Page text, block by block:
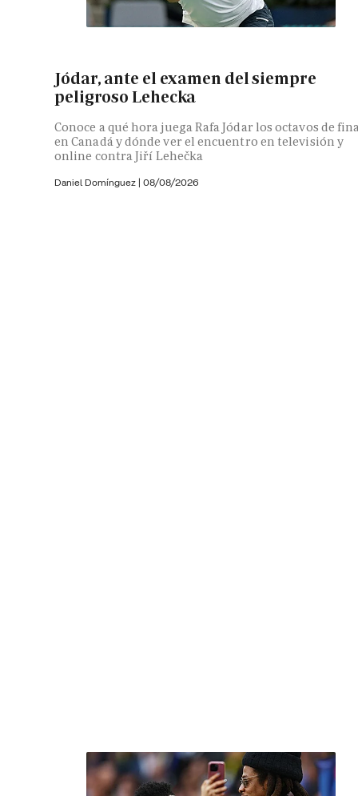
Jódar, ante el examen del siempre
peligroso Lehecka
Conoce a qué hora juega Rafa Jódar los octavos de
en Canadá y dónde ver el encuentro en televisión y
online contra Jiří Lehečka
Daniel Domínguez | 08/08/2026